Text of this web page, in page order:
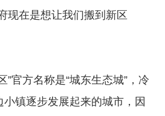
现在是想让我们搬到新区
方名称是“城东生态城”，冷
镇逐步发展起来的城市，因